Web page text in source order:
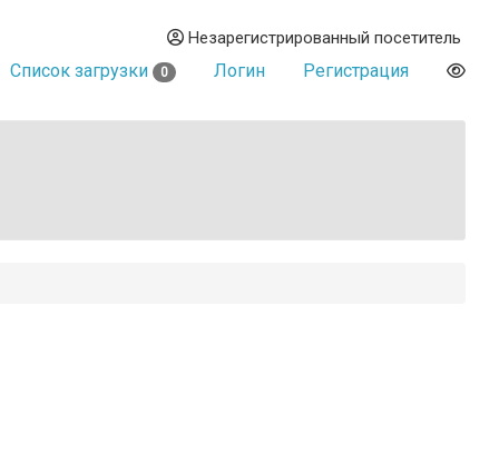
Незарегистрированный посетитель
Список загрузки 0 Логин Регистрация